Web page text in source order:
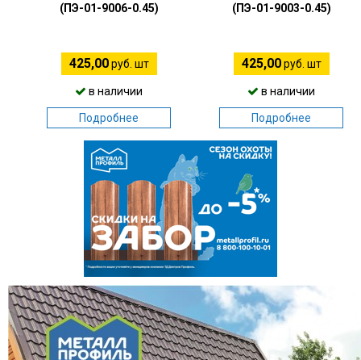
(ПЭ-01-9006-0.45)
425,00руб. шт
в наличии
Подробнее
(ПЭ-01-9003-0.45)
425,00руб. шт
в наличии
Подробнее